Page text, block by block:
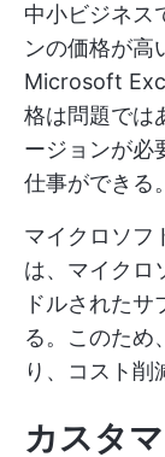
中小ビジネス
ンの価格が高
Microsoft
格は問題では
ージョンが必
仕事ができる。
マイクロソフ
は、マイクロ
ドルされたサ
る。このため
り、コスト削
カスタ